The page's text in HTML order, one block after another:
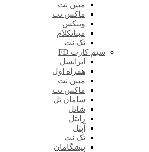
مبین نت
ماکس نت
وینکس
مبناتکلام
تک نت
سیم کارت FD
ایرانسل
همراه اول
مبین نت
ماکس نت
سامان تل
شاتل
رایتل
آپتل
تک نت
پیشگامان